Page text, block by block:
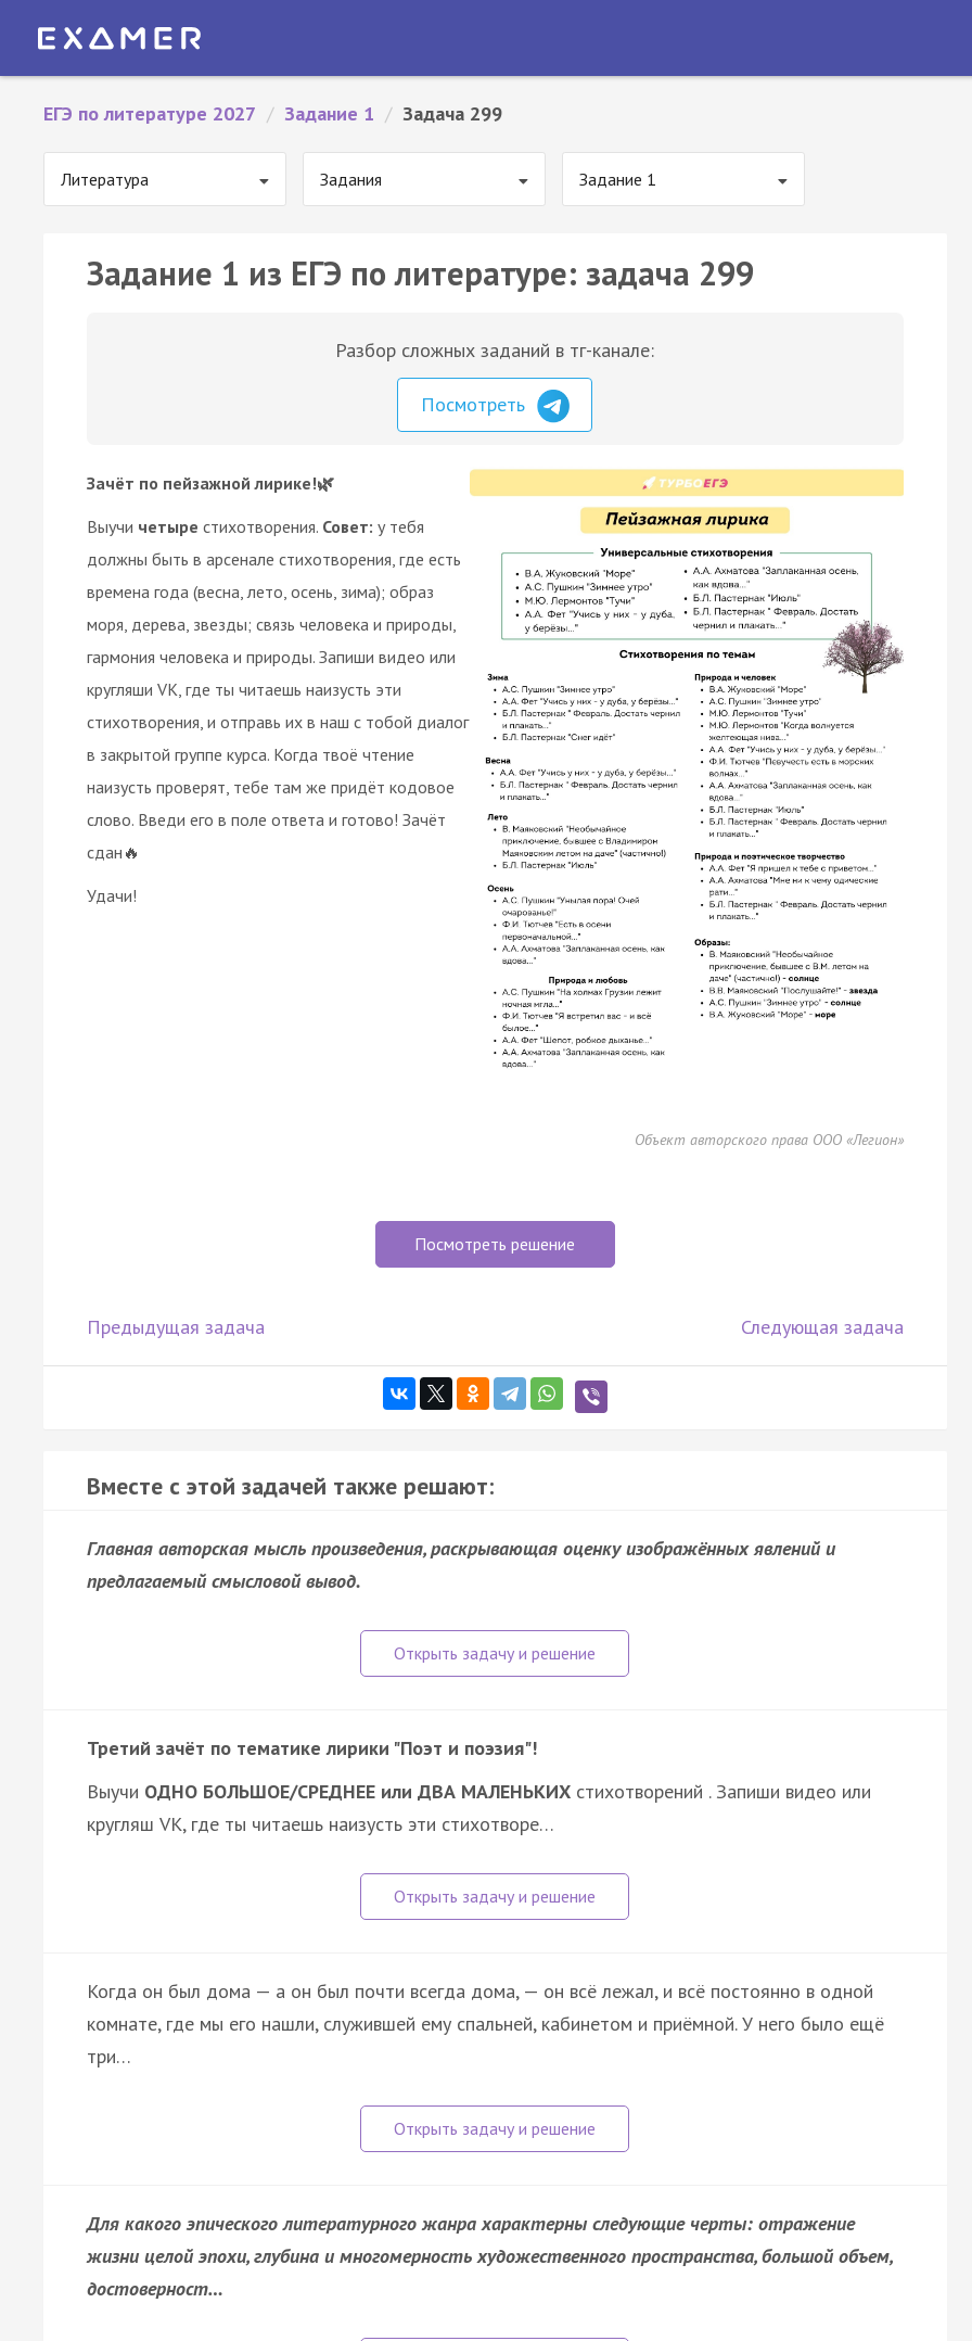
ЕГЭ по литературе 2027 / Задание 1 / Задача 299
Литература Задания Задание 1
Задание 1 из ЕГЭ по литературе: задача 299
Разбор сложных заданий в тг-канале:
Посмотреть
Зачёт по пейзажной лирике!🌿
Выучи четыре стихотворения. Совет: у тебя
должны быть в арсенале стихотворения, где есть
времена года (весна, лето, осень, зима); образ
моря, дерева, звезды; связь человека и природы,
гармония человека и природы. Запиши видео или
кругляши VK, где ты читаешь наизусть эти
стихотворения, и отправь их в наш с тобой диалог
в закрытой группе курса. Когда твоё чтение
наизусть проверят, тебе там же придёт кодовое
слово. Введи его в поле ответа и готово! Зачёт
сдан🔥
Удачи!
Объект авторского права ООО «Легион»
Посмотреть решение
Предыдущая задача Следующая задача
Вместе с этой задачей также решают:
Главная авторская мысль произведения, раскрывающая оценку изображённых явлений и
предлагаемый смысловой вывод.
Третий зачёт по тематике лирики "Поэт и поэзия"!
Выучи ОДНО БОЛЬШОЕ/СРЕДНЕЕ или ДВА МАЛЕНЬКИХ стихотворений . Запиши видео или
кругляш VK, где ты читаешь наизусть эти стихотворе…
Когда он был дома — а он был почти всегда дома, — он всё лежал, и всё постоянно в одной
комнате, где мы его нашли, служившей ему спальней, кабинетом и приёмной. У него было ещё
три…
Для какого эпического литературного жанра характерны следующие черты: отражение
жизни целой эпохи, глубина и многомерность художественного пространства, большой объем,
достоверност…